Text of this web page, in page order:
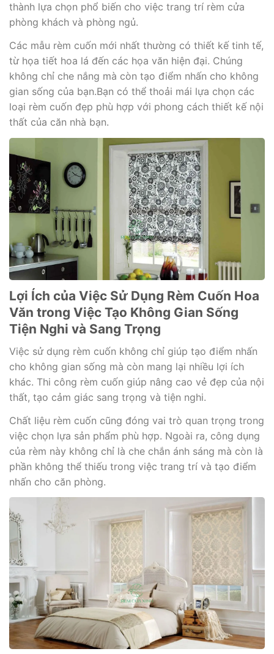
thành lựa chọn phổ biến cho việc trang trí rèm cửa
phòng khách và phòng ngủ.
Các mẫu rèm cuốn mới nhất thường có thiết kế tinh tế,
từ họa tiết hoa lá đến các họa văn hiện đại. Chúng
không chỉ che nắng mà còn tạo điểm nhấn cho không
gian sống của bạn.Bạn có thể thoải mái lựa chọn các
loại rèm cuốn đẹp phù hợp với phong cách thiết kế nội
thất của căn nhà bạn.
Lợi Ích của Việc Sử Dụng Rèm Cuốn Hoa
Văn trong Việc Tạo Không Gian Sống
Tiện Nghi và Sang Trọng
Việc sử dụng rèm cuốn không chỉ giúp tạo điểm nhấn
cho không gian sống mà còn mang lại nhiều lợi ích
khác. Thi công rèm cuốn giúp nâng cao vẻ đẹp của nội
thất, tạo cảm giác sang trọng và tiện nghi.
Chất liệu rèm cuốn cũng đóng vai trò quan trọng trong
việc chọn lựa sản phẩm phù hợp. Ngoài ra, công dụng
của rèm này không chỉ là che chắn ánh sáng mà còn là
phần không thể thiếu trong việc trang trí và tạo điểm
nhấn cho căn phòng.